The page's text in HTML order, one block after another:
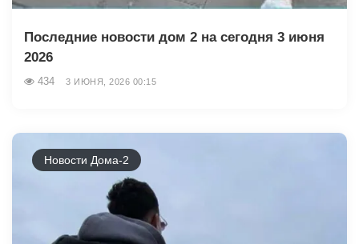
Последние новости дом 2 на сегодня 3 июня
2026
434 3 ИЮНЯ, 2026 00:15
Новости Дома-2